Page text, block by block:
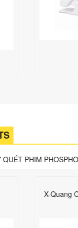
QUÉT PHIM
X-Quang